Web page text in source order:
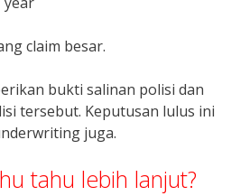
claim besar.
bukti salinan polisi dan
tersebut. Keputusan lulus ini
juga.
tahu lebih lanjut?